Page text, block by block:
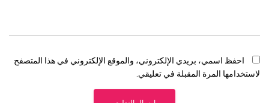
احفظ اسمي، بريدي الإلكتروني، والموقع الإلكتروني في هذا المتصفح
لاستخدامها المرة المقبلة في تعليقي.